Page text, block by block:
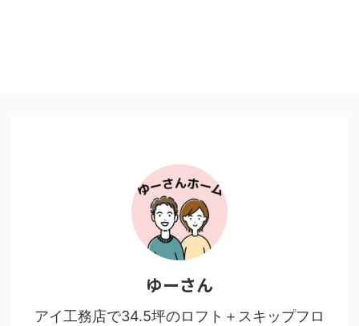
ゆーさん
アイ工務店で34.5坪のロフト＋スキップフロ